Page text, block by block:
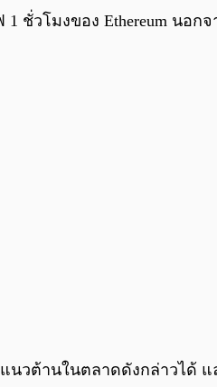
ชั่วโมงของ Ethereum นอ
นวต้านในตลาดดังกล่าวได้